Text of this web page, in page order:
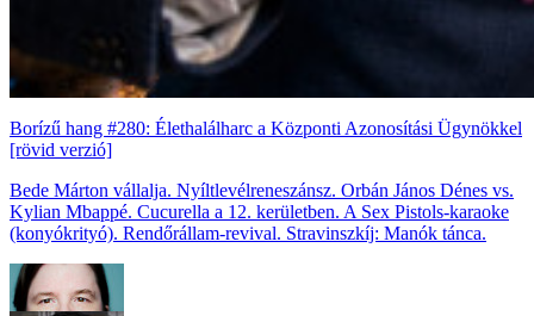
Borízű hang #280: Élethalálharc a Központi Azonosítási Ügynökkel
[rövid verzió]
Bede Márton vállalja. Nyíltlevélreneszánsz. Orbán János Dénes vs.
Kylian Mbappé. Cucurella a 12. kerületben. A Sex Pistols-karaoke
(konyókrityó). Rendőrállam-revival. Stravinszkíj: Manók tánca.